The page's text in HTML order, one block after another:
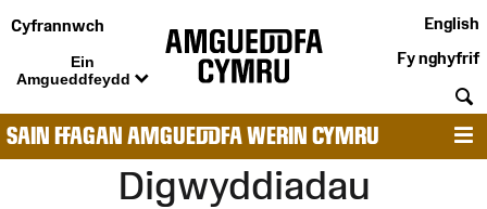
Cyfrannwch
Ein
Amgueddfeydd
English
Fy nghyfrif
SAIN FFAGAN AMGUEDDFA WERIN CYMRU
Digwyddiadau